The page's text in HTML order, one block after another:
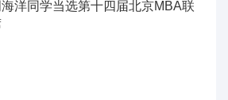
洋同学当选第十四届北京MBA联